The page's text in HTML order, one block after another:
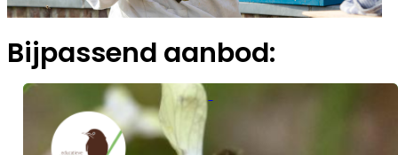
Bijpassend aanbod: